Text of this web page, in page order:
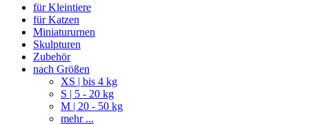
für Kleintiere
für Katzen
Miniatururnen
Skulpturen
Zubehör
nach Größen
XS | bis 4 kg
S | 5 - 20 kg
M | 20 - 50 kg
mehr ...